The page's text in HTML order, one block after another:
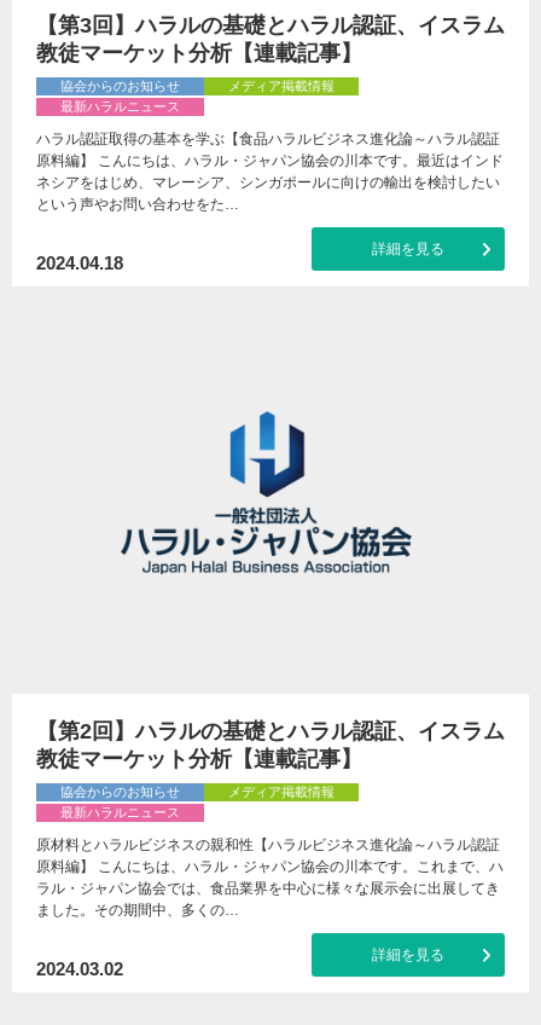
【第3回】ハラルの基礎とハラル認証、イスラム
教徒マーケット分析【連載記事】
協会からのお知らせ
メディア掲載情報
最新ハラルニュース
ハラル認証取得の基本を学ぶ【食品ハラルビジネス進化論～ハラル認証
原料編】 こんにちは、ハラル・ジャパン協会の川本です。最近はインド
ネシアをはじめ、マレーシア、シンガポールに向けの輸出を検討したい
という声やお問い合わせをた…
2024.04.18
詳細を見る
【第2回】ハラルの基礎とハラル認証、イスラム
教徒マーケット分析【連載記事】
協会からのお知らせ
メディア掲載情報
最新ハラルニュース
原材料とハラルビジネスの親和性【ハラルビジネス進化論～ハラル認証
原料編】 こんにちは、ハラル・ジャパン協会の川本です。これまで、ハ
ラル・ジャパン協会では、食品業界を中心に様々な展示会に出展してき
ました。その期間中、多くの…
2024.03.02
詳細を見る